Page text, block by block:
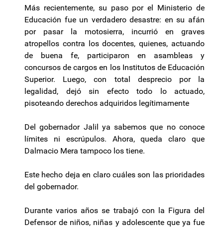
Más recientemente, su paso por el Ministerio de
Educación fue un verdadero desastre: en su afán
por pasar la motosierra, incurrió en graves
atropellos contra los docentes, quienes, actuando
de buena fe, participaron en asambleas y
concursos de cargos en los Institutos de Educación
Superior. Luego, con total desprecio por la
legalidad, dejó sin efecto todo lo actuado,
pisoteando derechos adquiridos legítimamente
Del gobernador Jalil ya sabemos que no conoce
límites ni escrúpulos. Ahora, queda claro que
Dalmacio Mera tampoco los tiene.
Este hecho deja en claro cuáles son las prioridades
del gobernador.
Durante varios años se trabajó con la Figura del
Defensor de niños, niñas y adolescente que ya fue